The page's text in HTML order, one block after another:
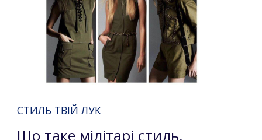
СТИЛЬ ТВІЙ ЛУК
Що таке мілітарі стиль,